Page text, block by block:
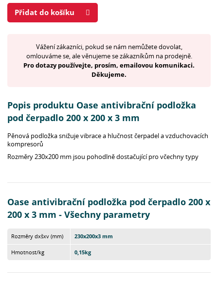
Přidat do košíku
Vážení zákazníci, pokud se nám nemůžete dovolat,
omlouváme se, ale věnujeme se zákazníkům na prodejně.
Pro dotazy používejte, prosím, emailovou komunikaci.
Děkujeme.
Popis produktu Oase antivibrační podložka
pod čerpadlo 200 x 200 x 3 mm
Pěnová podložka snižuje vibrace a hlučnost čerpadel a vzduchovacích
kompresorů
Rozměry 230x200 mm jsou pohodlně dostačující pro včechny typy
Oase antivibrační podložka pod čerpadlo 200 x
200 x 3 mm - Všechny parametry
Rozměry dxšxv (mm) 230x200x3 mm
Hmotnost/kg 0,15kg